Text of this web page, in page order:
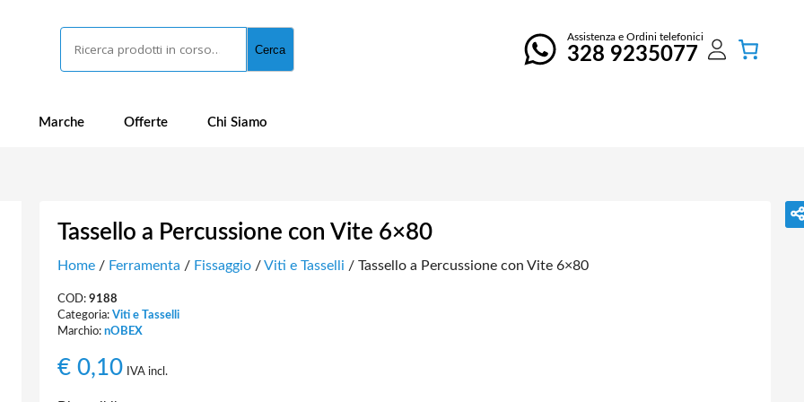
Cerca
Assistenza e Ordini telefonici
328 9235077
Marche Offerte Chi Siamo
Tassello a Percussione con Vite 6×80
Home/ Ferramenta / Fissaggio/Viti e Tasselli / Tassello a Percussione con Vite 6×80
COD: 9188
Categoria: Viti e Tasselli
Marchio: nOBEX
€0,10 IVA incl.